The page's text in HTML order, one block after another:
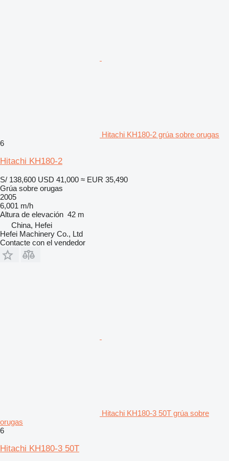
Hitachi KH180-2 grúa sobre orugas
6
Hitachi KH180-2
S/ 138,600 USD 41,000 ≈ EUR 35,490
Grúa sobre orugas
2005
6,001 m/h
Altura de elevación 42 m
China, Hefei
Hefei Machinery Co., Ltd
Contacte con el vendedor
Hitachi KH180-3 50T grúa sobre
orugas
6
Hitachi KH180-3 50T